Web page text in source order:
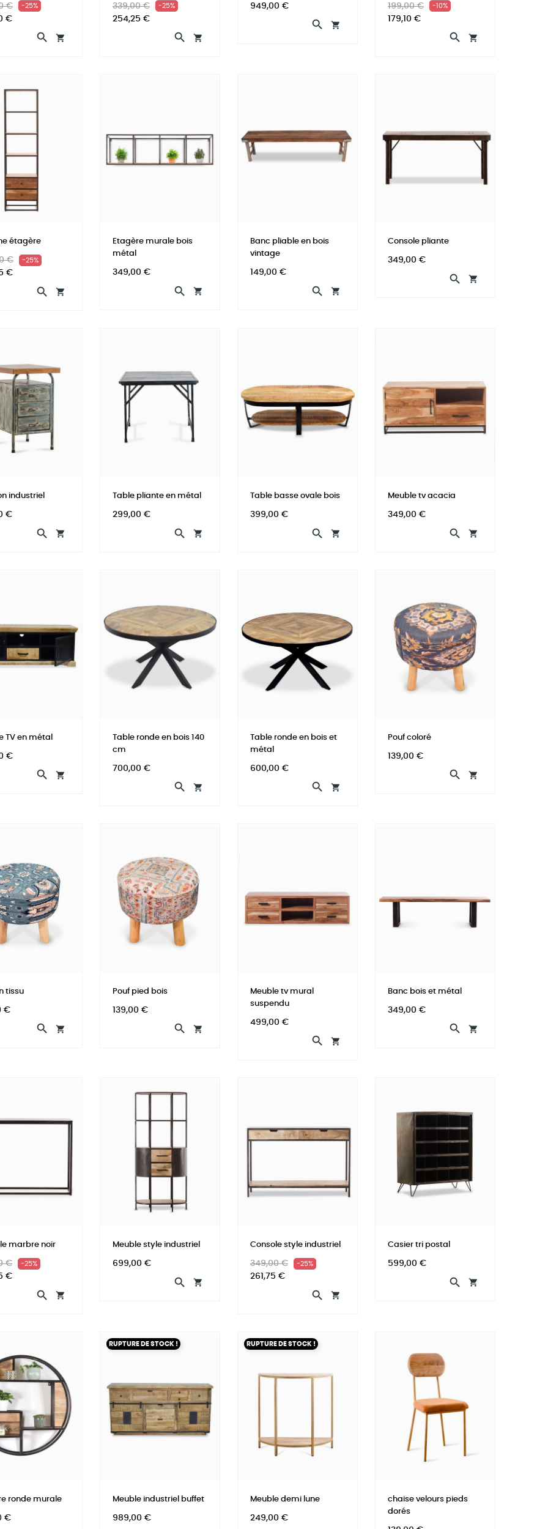
€ -25%
€


Prix
habituel
339,00 € -25%
254,25 €


Prix
949,00 €


Prix
habituel
199,00 € -10%
179,10 €


étagère
€ -25%
€


Etagère murale bois
métal
Prix
349,00 €


Banc pliable en bois
vintage
Prix
149,00 €


Console pliante
Prix
349,00 €


industriel
€


Table pliante en métal
Prix
299,00 €


Table basse ovale bois
Prix
399,00 €


Meuble tv acacia
Prix
349,00 €


TV en métal
€


Table ronde en bois 140
cm
Prix
700,00 €


Table ronde en bois et
métal
Prix
600,00 €


Pouf coloré
Prix
139,00 €


tissu
€


Pouf pied bois
Prix
139,00 €


Meuble tv mural
suspendu
Prix
499,00 €


Banc bois et métal
Prix
349,00 €


marbre noir
€ -25%
€


Meuble style industriel
Prix
699,00 €


Console style industriel
Prix
habituel
349,00 € -25%
261,75 €


Casier tri postal
Prix
599,00 €


ronde murale
€
RUPTURE DE STOCK !
Meuble industriel buffet
Prix
989,00 €
RUPTURE DE STOCK !
Meuble demi lune
Prix
249,00 €
chaise velours pieds
dorés